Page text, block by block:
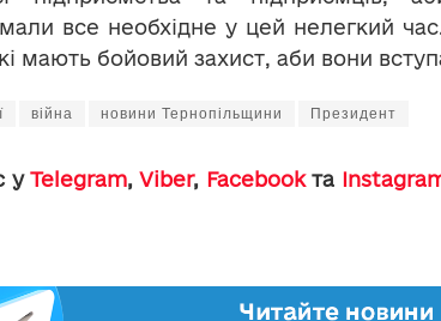
все необхідне у цей нелегкий
мають бойовий захист, аби вони
війна новини Тернопільщини Президент
уTelegram,Viber, Facebookта